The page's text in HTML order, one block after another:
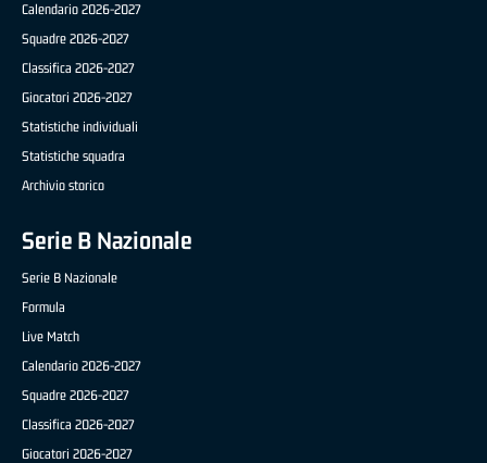
Calendario 2026-2027
Squadre 2026-2027
Classifica 2026-2027
Giocatori 2026-2027
Statistiche individuali
Statistiche squadra
Archivio storico
Serie B Nazionale
Serie B Nazionale
Formula
Live Match
Calendario 2026-2027
Squadre 2026-2027
Classifica 2026-2027
Giocatori 2026-2027